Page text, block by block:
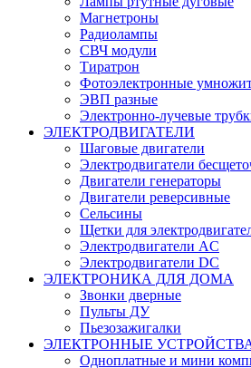
Магнетроны
Радиолампы
СВЧ модули
Тиратрон
Фотоэлектронные
ЭВП разные
Электронно-лучевые
ЭЛЕКТРОДВИГАТЕЛИ
Шаговые двигатели
Электродвигатели
Двигатели генераторы
Двигатели реверсивные
Сельсины
Щетки для
Электродвигатели AC
Электродвигатели DC
ЭЛЕКТРОНИКА ДЛЯ ДОМА
Звонки дверные
Пульты ДУ
Пьезозажигалки
ЭЛЕКТРОННЫЕ
Одноплатные и мини